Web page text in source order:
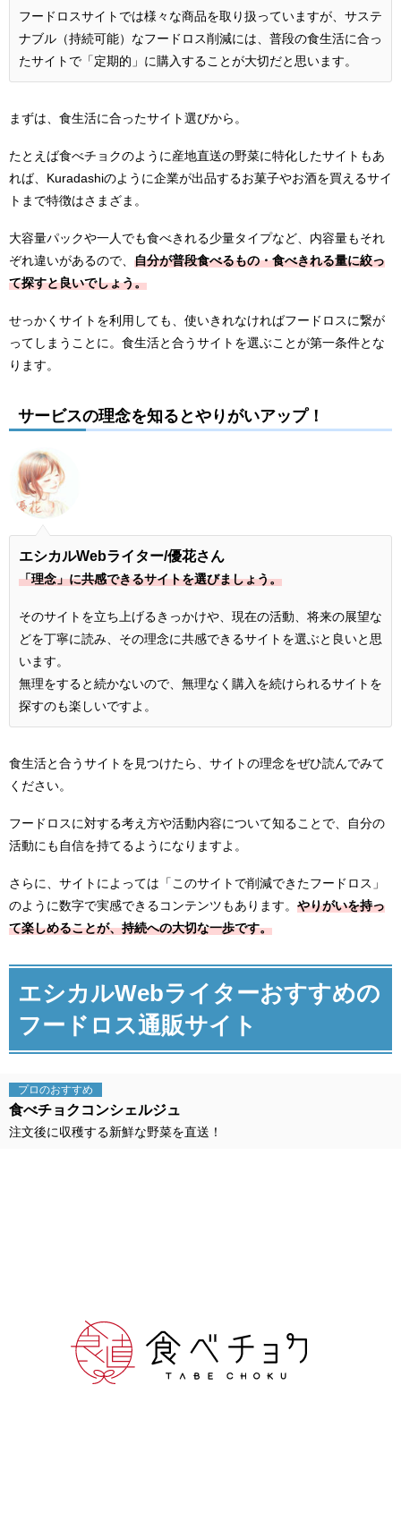
フードロスサイトでは様々な商品を取り扱っていますが、サステ
ナブル（持続可能）なフードロス削減には、普段の食生活に合っ
たサイトで「定期的」に購入することが大切だと思います。
まずは、食生活に合ったサイト選びから。
たとえば食べチョクのように産地直送の野菜に特化したサイトもあ
れば、Kuradashiのように企業が出品するお菓子やお酒を買えるサイ
トまで特徴はさまざま。
大容量パックや一人でも食べきれる少量タイプなど、内容量もそれ
ぞれ違いがあるので、 自分が普段食べるもの・食べきれる量に絞っ
て探すと良いでしょう。
せっかくサイトを利用しても、使いきれなければフードロスに繋が
ってしまうことに。食生活と合うサイトを選ぶことが第一条件とな
ります。
サービスの理念を知るとやりがいアップ！
エシカルWebライター/優花さん
「理念」に共感できるサイトを選びましょう。
そのサイトを立ち上げるきっかけや、現在の活動、将来の展望な
どを丁寧に読み、その理念に共感できるサイトを選ぶと良いと思
います。
無理をすると続かないので、無理なく購入を続けられるサイトを
探すのも楽しいですよ。
食生活と合うサイトを見つけたら、サイトの理念をぜひ読んでみて
ください。
フードロスに対する考え方や活動内容について知ることで、自分の
活動にも自信を持てるようになりますよ。
さらに、サイトによっては「このサイトで削減できたフードロス」
のように数字で実感できるコンテンツもあります。 やりがいを持っ
て楽しめることが、持続への大切な一歩です。
エシカルWebライターおすすめの
フードロス通販サイト
プロのおすすめ
食べチョクコンシェルジュ
注文後に収穫する新鮮な野菜を直送！